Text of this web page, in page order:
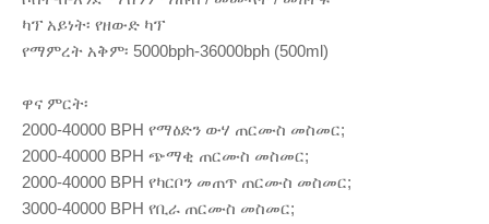
ካፕ አይነት፡ የዘውድ ካፕ
የማምረት አቅም፡ 5000bph-36000bph (500ml)
ዋና ምርት፡
2000-40000 BPH የማዕድን ውሃ ጠርሙስ መስመር;
2000-40000 BPH ጭማቂ ጠርሙስ መስመር;
2000-40000 BPH የካርቦን መጠጥ ጠርሙስ መስመር;
3000-40000 BPH የቢራ ጠርሙስ መስመር;